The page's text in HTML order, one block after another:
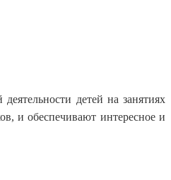
детей на занятиях
и обеспечивают интересное и